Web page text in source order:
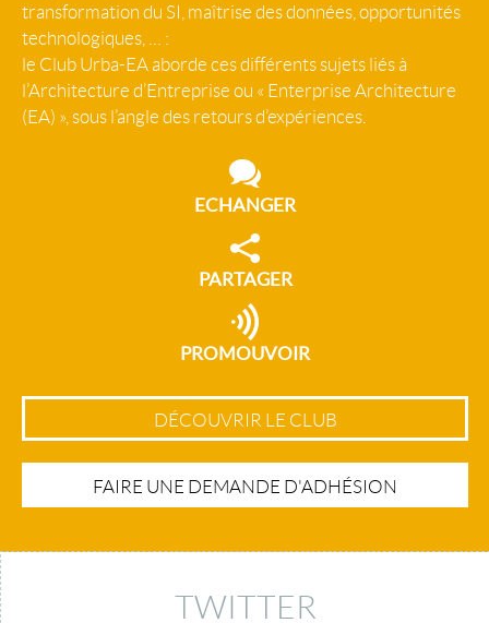
transformation du SI, maîtrise des données, opportunités
technologiques, … :
le Club Urba-EA aborde ces différents sujets liés à
l’Architecture d’Entreprise ou « Enterprise Architecture
(EA) », sous l’angle des retours d’expériences.
ECHANGER
PARTAGER
PROMOUVOIR
DÉCOUVRIR LE CLUB
FAIRE UNE DEMANDE D'ADHÉSION
TWITTER